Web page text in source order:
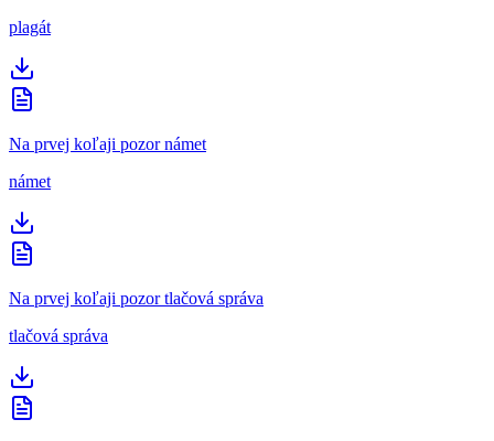
plagát
Na prvej koľaji pozor námet
námet
Na prvej koľaji pozor tlačová správa
tlačová správa